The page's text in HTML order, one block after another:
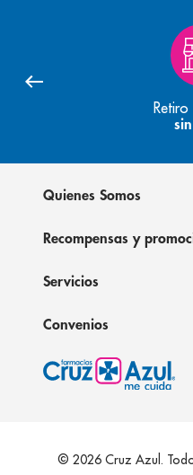
Quienes Somos
Recompensas y
Servicios
Convenios
© 2026 Cruz Azul.